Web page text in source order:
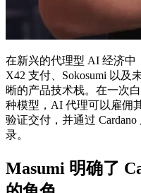
在新兴的代理型 AI 经济中
X42 支付、Sokosumi 以及
晰的产品技术栈。在一次
种模型，AI 代理可以雇佣
验证交付，并通过
录。
Masumi 明确了